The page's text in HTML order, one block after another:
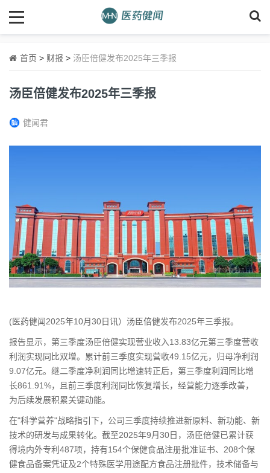
首页 > 财报 > 汤臣倍健发布2025年三季报
汤臣倍健发布2025年三季报
健闻君
(医药健闻2025年10月30日讯）汤臣倍健发布2025年三季报。
报告显示，第三季度汤臣倍健实现营业收入13.83亿元第三季度营收
利润实现同比双增。累计前三季度实现营收49.15亿元，归母净利润
9.07亿元。继二季度净利润同比增速转正后，第三季度利润同比增
长861.91%，且前三季度利润同比恢复增长，经营能力逐季改善，
为后续发展积累关键动能。
在"科学营养"战略指引下，公司三季度持续推进新原料、新功能、新
技术的研发与成果转化。截至2025年9月30日，汤臣倍健已累计获
得境内外专利487项，持有154个保健食品注册批准证书、208个保
健食品备案凭证及2个特殊医学用途配方食品注册批件，技术储备与